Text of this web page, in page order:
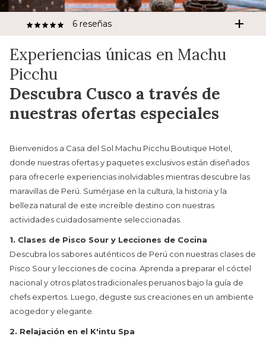
6 reseñas
Wonderful stay The hotel is beautiful, elegant, and decorated very
tastefully. The atmosphere very nice. Very comfortable, spacious
room with terrace, jacuzzi, and river view !!Spectacular! The
HAH_2014df
Experiencias únicas en Machu
Picchu
Descubra Cusco a través de
nuestras ofertas especiales
Bienvenidos a Casa del Sol Machu Picchu Boutique Hotel,
donde nuestras ofertas y paquetes exclusivos están diseñados
para ofrecerle experiencias inolvidables mientras descubre las
maravillas de Perú. Sumérjase en la cultura, la historia y la
belleza natural de este increíble destino con nuestras
actividades cuidadosamente seleccionadas.
1. Clases de Pisco Sour y Lecciones de Cocina
Descubra los sabores auténticos de Perú con nuestras clases de
Pisco Sour y lecciones de cocina. Aprenda a preparar el cóctel
nacional y otros platos tradicionales peruanos bajo la guía de
chefs expertos. Luego, deguste sus creaciones en un ambiente
acogedor y elegante.
2. Relajación en el K'intu Spa